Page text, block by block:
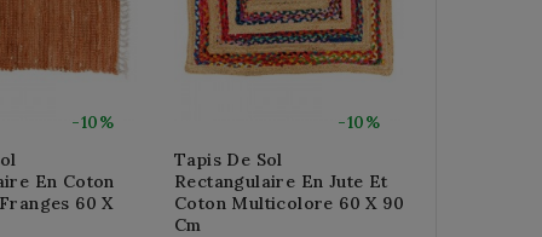
-10%
En Coton
60 X
-10%
Tapis De Sol
Rectangulaire En Jute Et
Coton Multicolore 60 X 90
Cm